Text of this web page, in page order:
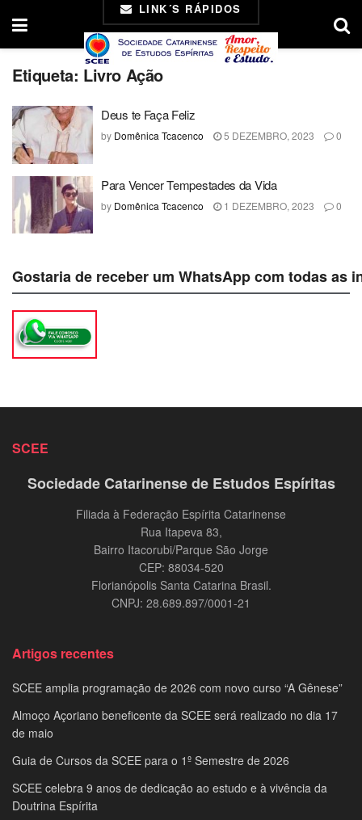
LINK´S RÁPIDOS
Etiqueta: Livro Ação
Deus te Faça Feliz
by Domênica Tcacenco 5 DEZEMBRO, 2023 0
Para Vencer Tempestades da Vida
by Domênica Tcacenco 1 DEZEMBRO, 2023 0
Gostaria de receber um WhatsApp com todas
SCEE
Sociedade Catarinense de Estudos Espíritas
Filiada à Federação Espírita Catarinense
Rua Itapeva 83,
Bairro Itacorubi/Parque São Jorge
CEP: 88034-520
Florianópolis Santa Catarina Brasil.
CNPJ: 28.689.897/0001-21
Artigos recentes
SCEE amplia programação de 2026 com novo curso “A Gênese”
Almoço Açoriano beneficente da SCEE será realizado no dia 17
de maio
Guia de Cursos da SCEE para o 1º Semestre de 2026
SCEE celebra 9 anos de dedicação ao estudo e à vivência da
Doutrina Espírita